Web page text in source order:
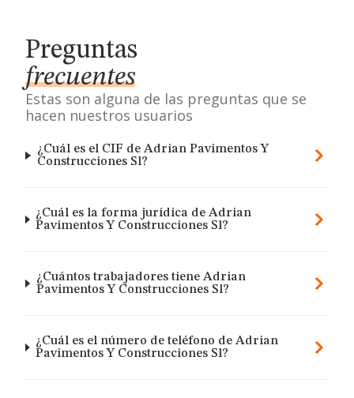
Preguntas
frecuentes
Estas son alguna de las preguntas que se
hacen nuestros usuarios
¿Cuál es el CIF de Adrian Pavimentos Y
Construcciones Sl?
¿Cuál es la forma jurídica de Adrian
Pavimentos Y Construcciones Sl?
¿Cuántos trabajadores tiene Adrian
Pavimentos Y Construcciones Sl?
¿Cuál es el número de teléfono de Adrian
Pavimentos Y Construcciones Sl?